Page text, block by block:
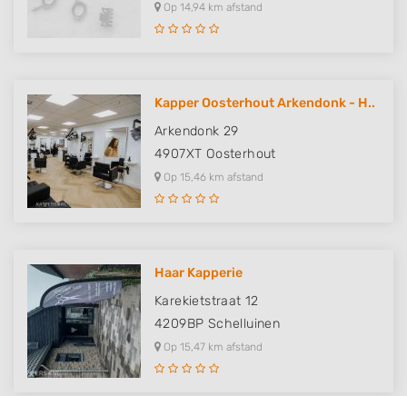
Op 14,94 km afstand
Kapper Oosterhout Arkendonk - H..
Arkendonk 29
4907XT Oosterhout
Op 15,46 km afstand
Haar Kapperie
Karekietstraat 12
4209BP Schelluinen
Op 15,47 km afstand